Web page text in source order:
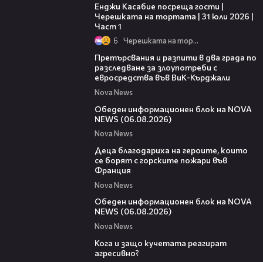
Енджи Касабие посреща гости |
Черешката на тортата | 31 юли 2026 |
Част 1
6 Черешката на тортата
Претърсвания и разпити в два града по
разследване за злоупотреби с
евросредства във ВиК-Кърджали
Nova News
Обеден информационен блок на NOVA
NEWS (06.08.2026)
Nova News
Деца благодариха на героите, които
се борят с горските пожари във
Франция
Nova News
Обеден информационен блок на NOVA
NEWS (06.08.2026)
Nova News
Кога и защо кучетата реагират
агресивно?